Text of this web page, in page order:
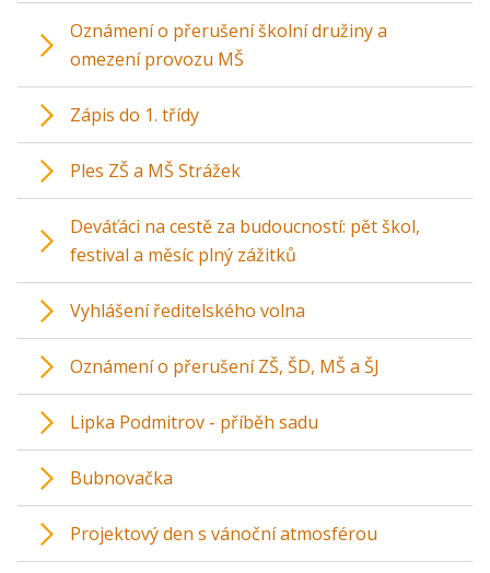
Oznámení o přerušení školní družiny a
omezení provozu MŠ
Zápis do 1. třídy
Ples ZŠ a MŠ Strážek
Deváťáci na cestě za budoucností: pět škol,
festival a měsíc plný zážitků
Vyhlášení ředitelského volna
Oznámení o přerušení ZŠ, ŠD, MŠ a ŠJ
Lipka Podmitrov - příběh sadu
Bubnovačka
Projektový den s vánoční atmosférou